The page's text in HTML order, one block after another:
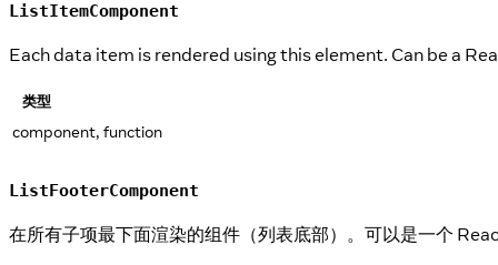
ListItemComponent
Each data item is rendered using this element. Can be a
类型
component, function
ListFooterComponent
在所有子项最下面渲染的组件（列表底部）。可以是一个